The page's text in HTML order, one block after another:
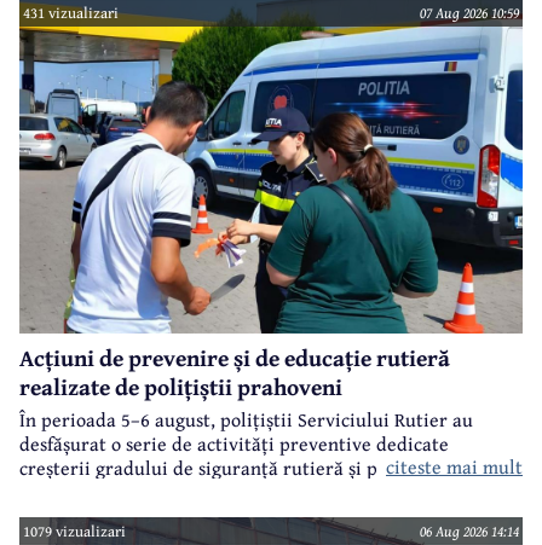
431 vizualizari 07 Aug 2026 10:59
Acțiuni de prevenire și de educație rutieră
realizate de polițiștii prahoveni
În perioada 5–6 august, polițiștii Serviciului Rutier au
desfășurat o serie de activități preventive dedicate
creșterii gradului de siguranță rutieră și promovării unui
estival.
citeste mai mult
1079 vizualizari 06 Aug 2026 14:14